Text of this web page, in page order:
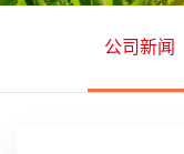
公司新闻